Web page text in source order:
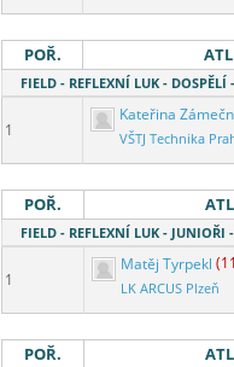
POŘ.
FIELD - REFLEXNÍ LUK -
1
Kateřina
VŠTJ Technika
POŘ.
FIELD - REFLEXNÍ LUK -
1
Matěj Tyrpekl
LK ARCUS Plzeň
POŘ.